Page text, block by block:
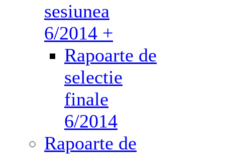
sesiunea
6/2014 +
Rapoarte de
selectie
finale
6/2014
Rapoarte de